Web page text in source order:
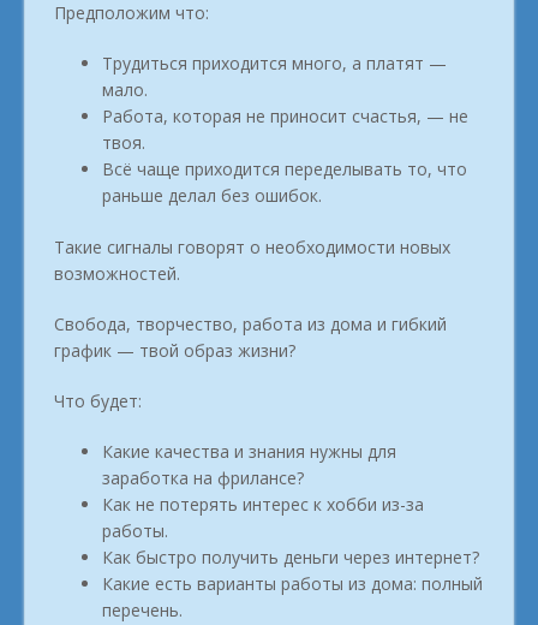
Предположим что:
Трудиться приходится много, а платят —
мало.
Работа, которая не приносит счастья, — не
твоя.
Всё чаще приходится переделывать то, что
раньше делал без ошибок.
Такие сигналы говорят о необходимости новых
возможностей.
Свобода, творчество, работа из дома и гибкий
график — твой образ жизни?
Что будет:
Какие качества и знания нужны для
заработка на фрилансе?
Как не потерять интерес к хобби из-за
работы.
Как быстро получить деньги через интернет?
Какие есть варианты работы из дома: полный
перечень.